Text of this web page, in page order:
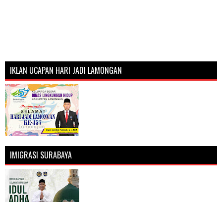
IKLAN UCAPAN HARI JADI LAMONGAN
IMIGRASI SURABAYA